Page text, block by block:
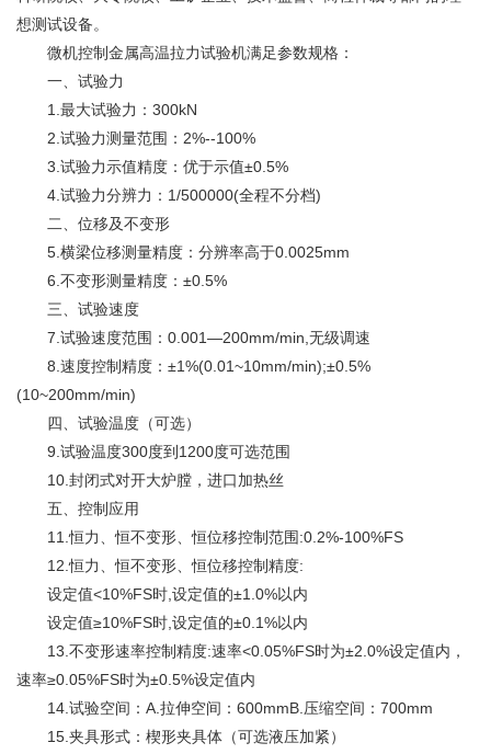
想测试设备。
微机控制金属高温拉力试验机满足参数规格：
一、试验力
1.最大试验力：300kN
2.试验力测量范围：2%--100%
3.试验力示值精度：优于示值±0.5%
4.试验力分辨力：1/500000(全程不分档)
二、位移及不变形
5.横梁位移测量精度：分辨率高于0.0025mm
6.不变形测量精度：±0.5%
三、试验速度
7.试验速度范围：0.001—200mm/min,无级调速
8.速度控制精度：±1%(0.01~10mm/min);±0.5%
(10~200mm/min)
四、试验温度（可选）
9.试验温度300度到1200度可选范围
10.封闭式对开大炉膛，进口加热丝
五、控制应用
11.恒力、恒不变形、恒位移控制范围:0.2%-100%FS
12.恒力、恒不变形、恒位移控制精度:
设定值<10%FS时,设定值的±1.0%以内
设定值≥10%FS时,设定值的±0.1%以内
13.不变形速率控制精度:速率<0.05%FS时为±2.0%设定值内，
速率≥0.05%FS时为±0.5%设定值内
14.试验空间：A.拉伸空间：600mmB.压缩空间：700mm
15.夹具形式：楔形夹具体（可选液压加紧）